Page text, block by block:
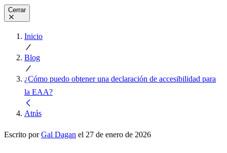
Cerrar
Inicio
Blog
¿Cómo puedo obtener una declaración de accesibilidad para
la EAA?
Atrás
Escrito porGal Dagan el 27 de enero de 2026